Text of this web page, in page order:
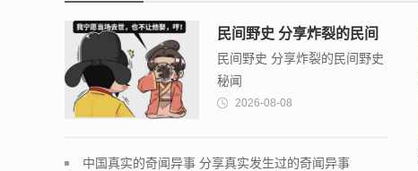
民间野史 分享炸裂的民间
野史秘闻
民间野史 分享炸裂的民间野史
秘闻
2026-08-08
中国真实的奇闻异事 分享真实发生过的奇闻异事